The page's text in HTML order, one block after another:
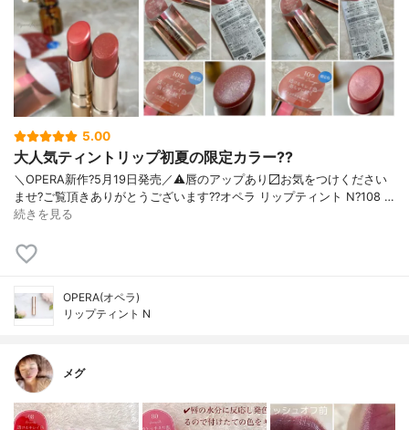
5.00
大人気ティントリップ初夏の限定カラー??
＼OPERA新作?5月19日発売／ ⚠️唇のアップあり〼 お気をつけください
ませ? ご覧頂きありがとうございます? ?オペラ リップティント N ?108 …
続きを見る
OPERA(オペラ)
リップティント N
メグ